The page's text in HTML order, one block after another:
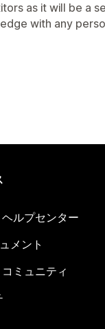
as it will be a
with any
ルプセンター
メント
ミュニティ